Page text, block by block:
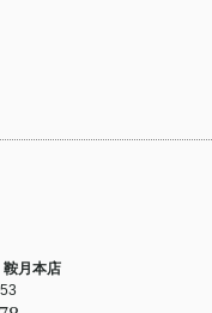
鞍月本店